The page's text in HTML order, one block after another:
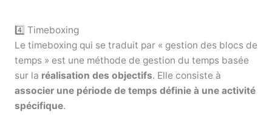
4️⃣ Timeboxing
Le timeboxing qui se traduit par « gestion des blocs de
temps » est une méthode de gestion du temps basée
sur la réalisation des objectifs. Elle consiste à
associer une période de temps définie à une activité
spécifique.